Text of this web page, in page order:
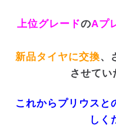
上位グレードのAプ
新品タイヤに交換、
させてい
これからプリウスと
しく